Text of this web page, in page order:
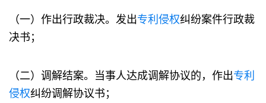
（一）作出行政裁决。发出专利 侵权纠纷案件行政裁
决书；
（二）调解结案。当事人达成调解协议的，作出专利
侵权纠纷调解协议书；